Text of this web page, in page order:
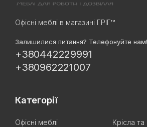
Офісні меблі в магазині ГРІГ™
Залишилися питання? Телефонуйте нам!
+380442229991
+380962221007
Категорії
Офісні меблі
Крісла та